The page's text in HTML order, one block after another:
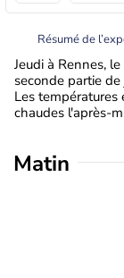
Résumé de
Jeudi à Rennes,
seconde partie de
Les
chaudes l'après-
Matin